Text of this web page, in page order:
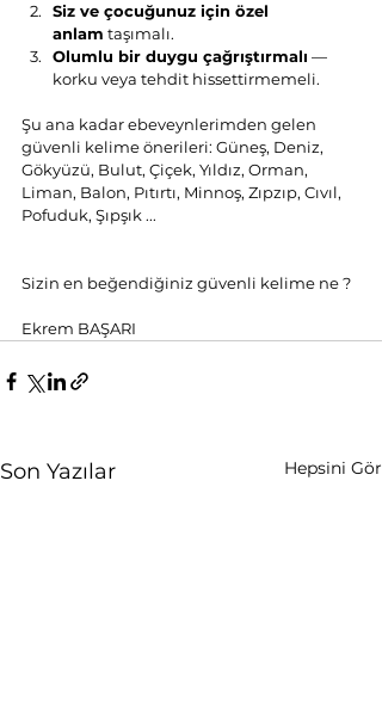
Siz ve çocuğunuz için özel
anlam taşımalı.
Olumlu bir duygu çağrıştırmalı —
korku veya tehdit hissettirmemeli.
Şu ana kadar ebeveynlerimden gelen
güvenli kelime önerileri: Güneş, Deniz,
Gökyüzü, Bulut, Çiçek, Yıldız, Orman,
Liman, Balon, Pıtırtı, Minnoş, Zıpzıp, Cıvıl,
Pofuduk, Şıpşık ...
Sizin en beğendiğiniz güvenli kelime ne ?
Ekrem BAŞARI
Son Yazılar Hepsini Gör